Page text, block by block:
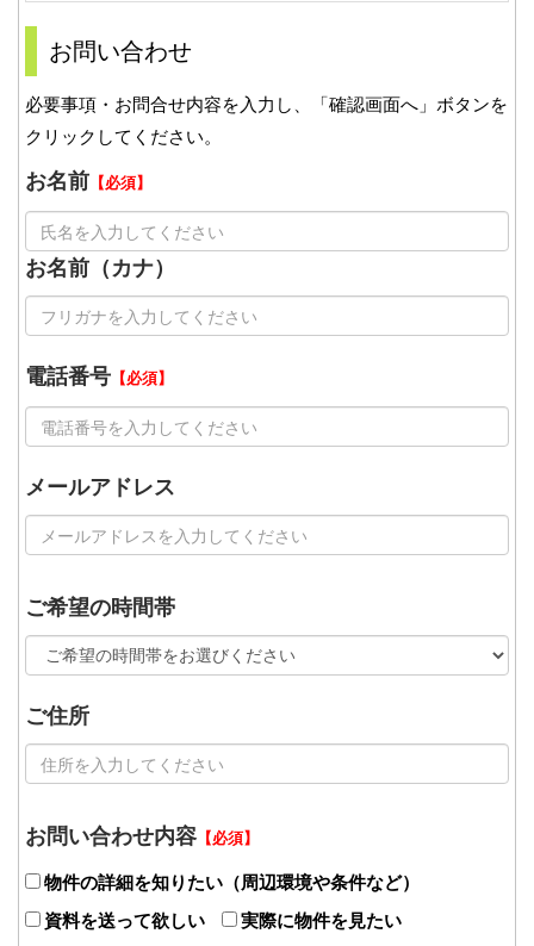
お問い合わせ
必要事項・お問合せ内容を入力し、「確認画面へ」ボタンを
クリックしてください。
お名前 【必須】
お名前（カナ）
電話番号 【必須】
メールアドレス
ご希望の時間帯
ご住所
お問い合わせ内容 【必須】
物件の詳細を知りたい（周辺環境や条件など）
資料を送って欲しい
実際に物件を見たい